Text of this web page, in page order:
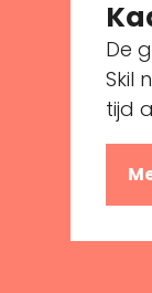
De
Skil
tijd